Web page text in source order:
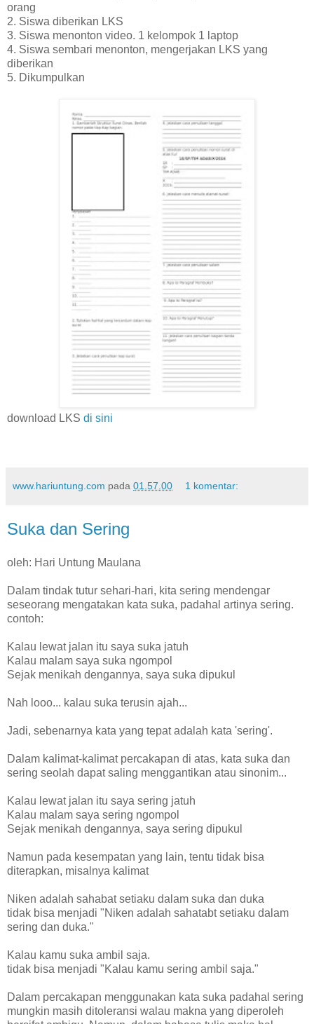
orang
2. Siswa diberikan LKS
3. Siswa menonton video. 1 kelompok 1 laptop
4. Siswa sembari menonton, mengerjakan LKS yang
diberikan
5. Dikumpulkan
download LKS di sini
www.hariuntung.com pada 01.57.00 1 komentar:
Suka dan Sering
oleh: Hari Untung Maulana
Dalam tindak tutur sehari-hari, kita sering mendengar
seseorang mengatakan kata suka, padahal artinya sering.
contoh:
Kalau lewat jalan itu saya suka jatuh
Kalau malam saya suka ngompol
Sejak menikah dengannya, saya suka dipukul
Nah looo... kalau suka terusin ajah...
Jadi, sebenarnya kata yang tepat adalah kata 'sering'.
Dalam kalimat-kalimat percakapan di atas, kata suka dan
sering seolah dapat saling menggantikan atau sinonim...
Kalau lewat jalan itu saya sering jatuh
Kalau malam saya sering ngompol
Sejak menikah dengannya, saya sering dipukul
Namun pada kesempatan yang lain, tentu tidak bisa
diterapkan, misalnya kalimat
Niken adalah sahabat setiaku dalam suka dan duka
tidak bisa menjadi "Niken adalah sahatabt setiaku dalam
sering dan duka."
Kalau kamu suka ambil saja.
tidak bisa menjadi "Kalau kamu sering ambil saja."
Dalam percakapan menggunakan kata suka padahal sering
mungkin masih ditoleransi walau makna yang diperoleh